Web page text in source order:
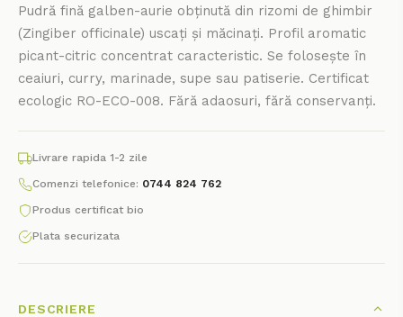
Pudră fină galben-aurie obținută din rizomi de ghimbir
(Zingiber officinale) uscați și măcinați. Profil aromatic
picant-citric concentrat caracteristic. Se folosește în
ceaiuri, curry, marinade, supe sau patiserie. Certificat
ecologic RO-ECO-008. Fără adaosuri, fără conservanți.
Livrare rapida 1-2 zile
Comenzi telefonice: 0744 824 762
Produs certificat bio
Plata securizata
DESCRIERE